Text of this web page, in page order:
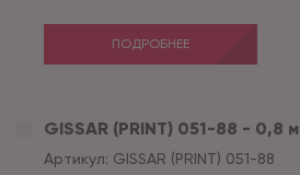
ПОДРОБНЕЕ
GISSAR (PRINT) 051-88 - 0,8 м
Артикул: GISSAR (PRINT) 051-88